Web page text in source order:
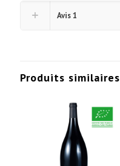
Avis1
Produits similaires